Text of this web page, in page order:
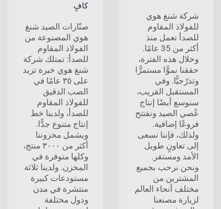
شركة شنغ هوي
للفولاذ المقاوم
للصدأ تعمل منذ
أكثر من 35 عامًا.
وخلال هذه الفترة،
حققنا نموًّا مستمرًّا
وتدرّجيًّا. وفي
المستقبل القريب،
سنوسع أيضًا إنتاج
عُصي الصيد ونفتتح
فروعًا إضافية.
ولذلك، فإننا نسعى
إلى تعاونٍ طويل
الأمد ومستقر.
ونحن نرحب بجميع
المشترين من
مختلف أنحاء العالم
لزيارة مصنعنا
كافٍ
صنّارات الصيد شنغ
هوي المصنوعة من
الفولاذ المقاوم
للصدأ: تمتلك شركة
شنغ هوي خبرة تزيد
على ٣٥ عامًا في
الصب الدقيق
للفولاذ المقاوم
للصدأ، ولدينا خط
إنتاج متنوع جدًّا.
ويشمل مخزوننا
أكثر من ٣٠٠٠ منتج،
وكلها متوفرة في
المخزن. ولدينا ثلاثة
مستودعات كبيرة
منتشرة في مدن
ودول مختلفة